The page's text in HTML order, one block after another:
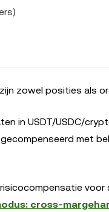
zowel posities als
in USDT/USDC/
met
cross-